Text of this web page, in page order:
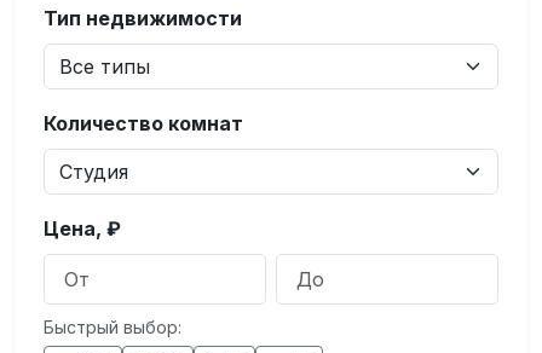
Тип недвижимости
Количество комнат
Цена, ₽
Быстрый выбор: